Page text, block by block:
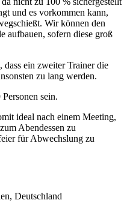
und es vorkommen kann,
Wir können den
aufbauen, sofern diese groß
ein zweiter Trainer die
zu lang werden.
sein.
ideal nach einem Meeting,
Abendessen zu
für Abwechslung zu
Deutschland